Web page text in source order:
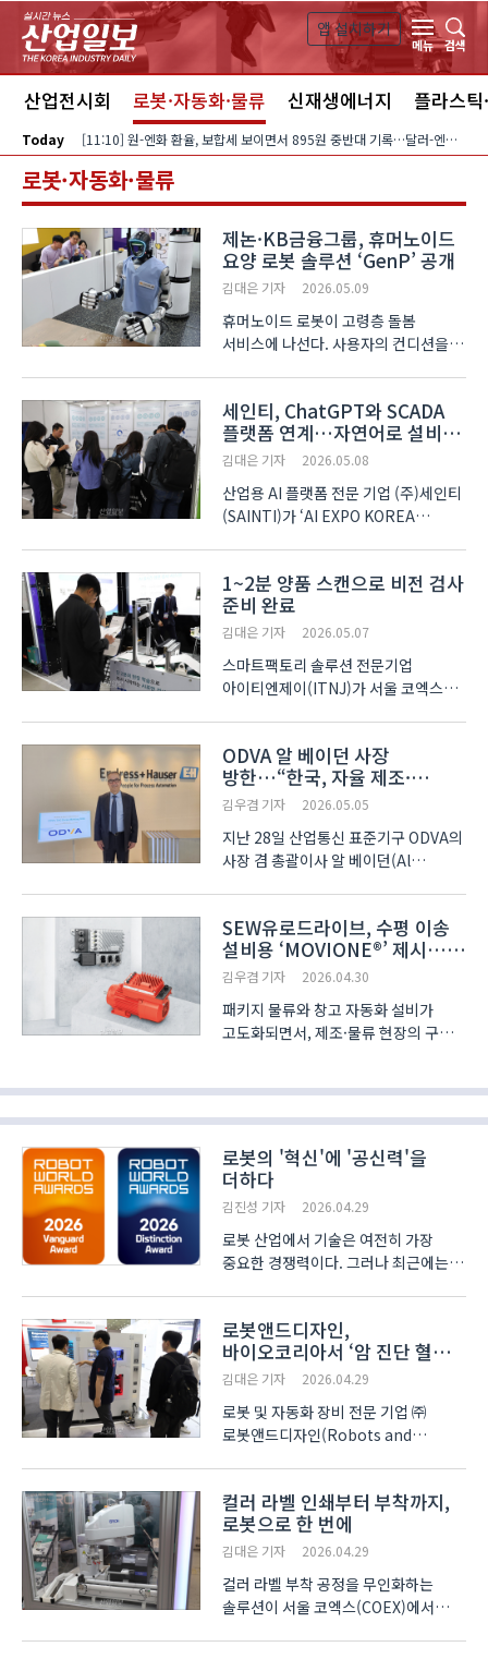
본문 바로가기
앱 설치하기
메뉴
검색
산업전시회 로봇·자동화·물류 신재생에너지 플라스틱
Today [11:10] 원-엔화 환율, 보합세 보이면서 895원 중반대 기록…달러-엔화 환율은 미국 금리인상 전망 희석되면서 157엔 후반대로 올라
로봇·자동화·물류
제논·KB금융그룹, 휴머노이드
요양 로봇 솔루션 ‘GenP’ 공개
김대은 기자 2026.05.09
휴머노이드 로봇이 고령층 돌봄
서비스에 나선다. 사용자의 컨디션을
자리에서 일어날 수 있게 돕는다. 이
과정에서 대화를 통해 정서적 안정감도
제공한다. ‘AI EXPO KOR..
세인티, ChatGPT와 SCADA
플랫폼 연계…자연어로 설비
제어
김대은 기자 2026.05.08
산업용 AI 플랫폼 전문 기업 (주)세인티
(SAINTI)가 ‘AI EXPO KOREA
SCADA(감시 제어 및 데이터 수집)
플랫폼과 스마트 설비 관리 솔루션
‘AXis PHM’을 선보여 참관객들의
관심..
1~2분 양품 스캔으로 비전 검사
준비 완료
김대은 기자 2026.05.07
스마트팩토리 솔루션 전문기업
아이티엔제이(ITNJ)가 서울 코엑스
코리아)’에 참가해 AI(인공지능) 실시간
표면 검사 솔루션 ‘Big Brain I’를
시연했다. 솔루션은 AI ..
ODVA 알 베이던 사장
방한…“한국, 자율 제조·
스마트팩토리 전환의 핵심
김우겸 기자 2026.05.05
지난 28일 산업통신 표준기구 ODVA의
사장 겸 총괄이사 알 베이던(Al
본보와 인터뷰를 진행했다. 이번 방한은
2026 자율제조AI 월드쇼(AMWS
2026) 참석과 TAG Korea 미팅..
SEW유로드라이브, 수평 이송
설비용 ‘MOVIONE®’ 제시…
물류·창고 자동화 구동 구조
김우겸 기자 2026.04.30
패키지 물류와 창고 자동화 설비가
고도화되면서, 제조·물류 현장의 구동
복잡해지고 설비가 분산 배치되면서,
구동 장치와 제어 기능을 현장
가까이에서 수행하는 분산형 인버..
로봇의 '혁신'에 '공신력'을
더하다
김진성 기자 2026.04.29
로봇 산업에서 기술은 여전히 가장
중요한 경쟁력이다. 그러나 최근에는
역량이 기업의 실질적인 비즈니스
성과와 직결되는 흐름이 강해지고 있다.
아무리 우수한 기술이라..
로봇앤드디자인,
바이오코리아서 ‘암 진단 혈액
시료 전처리 자동화 장비’ 공개
김대은 기자 2026.04.29
로봇 및 자동화 장비 전문 기업 ㈜
로봇앤드디자인(Robots and
2026’에 참가해 암 진단을 위한 혈액
‘Sample Prep(시료 준비)’ 장비를
처음으로 선보였다. 암 진단에서는 혈액
안..
컬러 라벨 인쇄부터 부착까지,
로봇으로 한 번에
김대은 기자 2026.04.29
컬러 라벨 부착 공정을 무인화하는
솔루션이 서울 코엑스(COEX)에서